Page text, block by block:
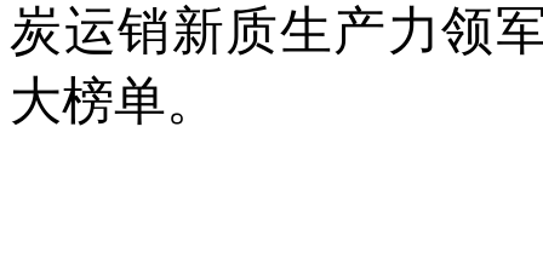
炭运销新质生产力领
大榜单。